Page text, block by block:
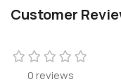
Customer
0 reviews